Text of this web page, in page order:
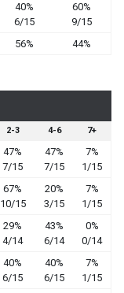
40%
6/15
60%
9/15
56% 44%
2-3 4-6 7+
47%
7/15
47%
7/15
7%
1/15
67%
10/15
20%
3/15
7%
1/15
29%
4/14
43%
6/14
0%
0/14
40%
6/15
40%
6/15
7%
1/15